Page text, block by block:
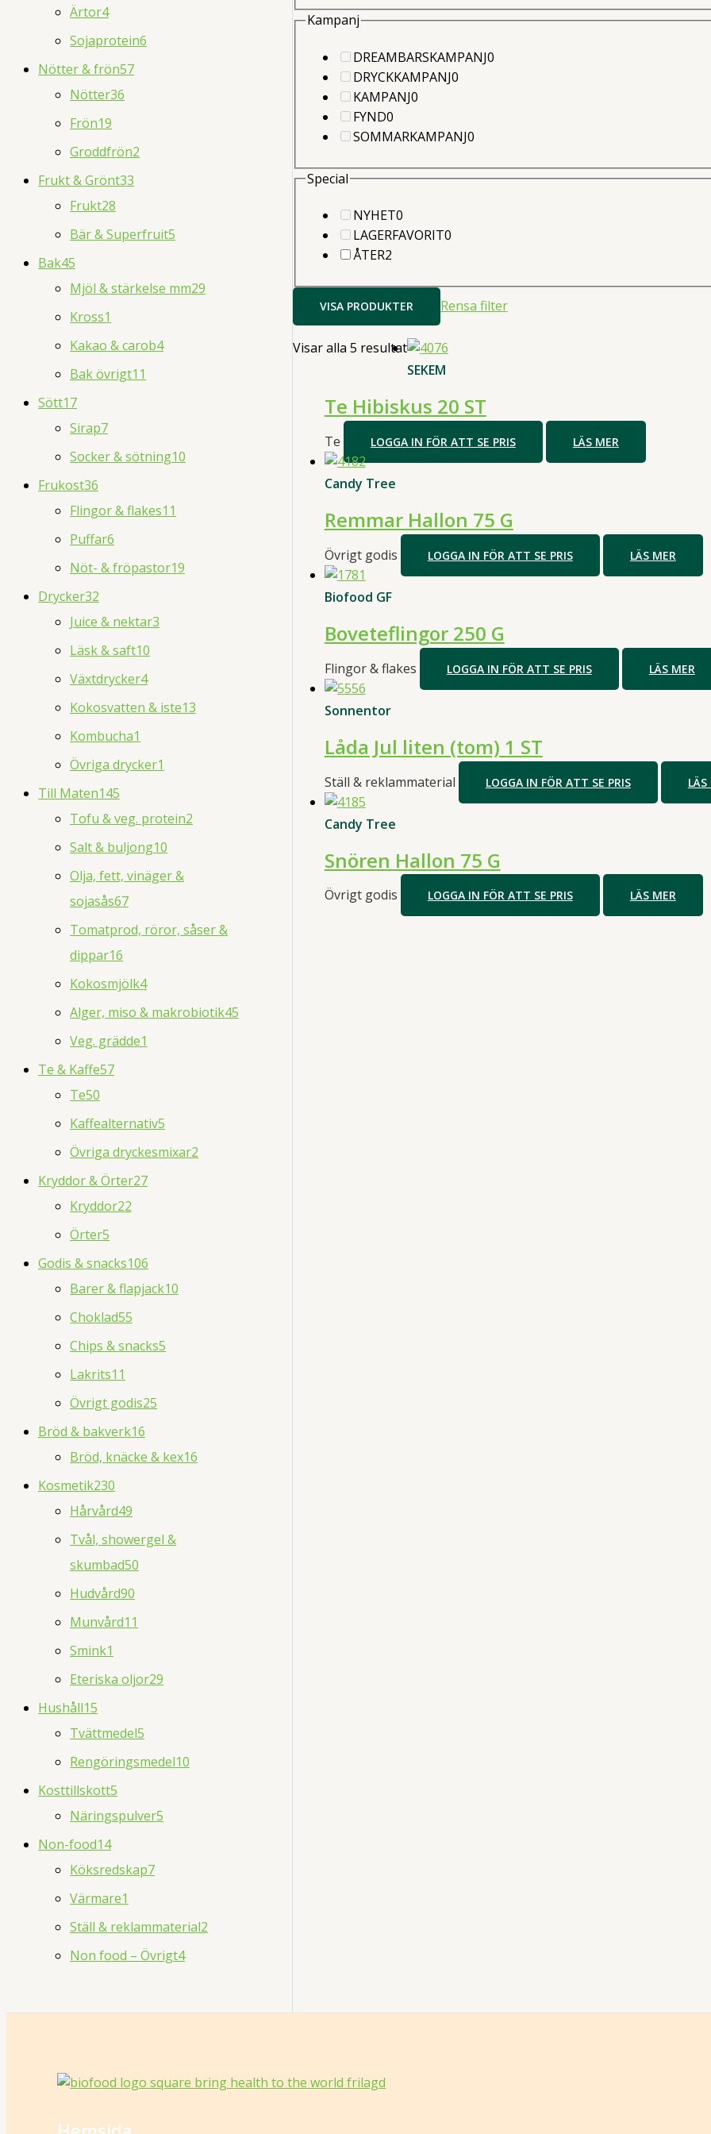
Ärtor4
Sojaprotein6
Nötter & frön57
Nötter36
Frön19
Groddfrön2
Frukt & Grönt33
Frukt28
Bär & Superfruit5
Bak45
Mjöl & stärkelse mm29
Kross1
Kakao & carob4
Bak övrigt11
Sött17
Sirap7
Socker & sötning10
Frukost36
Flingor & flakes11
Puffar6
Nöt- & fröpastor19
Drycker32
Juice & nektar3
Läsk & saft10
Växtdrycker4
Kokosvatten & iste13
Kombucha1
Övriga drycker1
Till Maten145
Tofu & veg. protein2
Salt & buljong10
Olja, fett, vinäger &
sojasås67
Tomatprod, röror, såser &
dippar16
Kokosmjölk4
Alger, miso & makrobiotik45
Veg. grädde1
Te & Kaffe57
Te50
Kaffealternativ5
Övriga dryckesmixar2
Kryddor & Örter27
Kryddor22
Örter5
Godis & snacks106
Barer & flapjack10
Choklad55
Chips & snacks5
Lakrits11
Övrigt godis25
Bröd & bakverk16
Bröd, knäcke & kex16
Kosmetik230
Hårvård49
Tvål, showergel &
skumbad50
Hudvård90
Munvård11
Smink1
Eteriska oljor29
Hushåll15
Tvättmedel5
Rengöringsmedel10
Kosttillskott5
Näringspulver5
Non-food14
Köksredskap7
Värmare1
Ställ & reklammaterial2
Non food – Övrigt4
Kampanj
DREAMBARSKAMPANJ00
DRYCKKAMPANJ00
KAMPANJ00
FYND00
produkter
SOMMARKAMPANJ00
Special
NYHET00
produkter
LAGERFAVORIT00
ÅTER22
VISA PRODUKTER Rensa filter
Visar alla 5 resultatSortera
efter
SEKEM
Te Hibiskus 20 ST
Te LOGGA IN FÖR ATT SE PRIS LÄS MER
Candy Tree
Remmar Hallon 75 G
Övrigt godis LOGGA IN FÖR ATT SE PRIS LÄS MER
Biofood GF
Boveteflingor 250 G
Flingor & flakes LOGGA IN FÖR ATT SE PRIS LÄS MER
Sonnentor
Låda Jul liten (tom) 1 ST
Ställ & reklammaterial LOGGA IN FÖR ATT SE PRIS LÄS
Candy Tree
Snören Hallon 75 G
Övrigt godis LOGGA IN FÖR ATT SE PRIS LÄS MER